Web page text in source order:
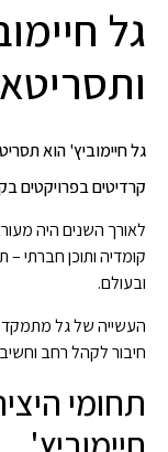
גל
גל חיימוביץ' הוא
קרדיטים בפרויקטים
לאורך השנים היה
קומדיה ותוכן חברתי –
ובעולם.
העשייה של גל מתמקדת
חיבור לקהל רחב
תחומי